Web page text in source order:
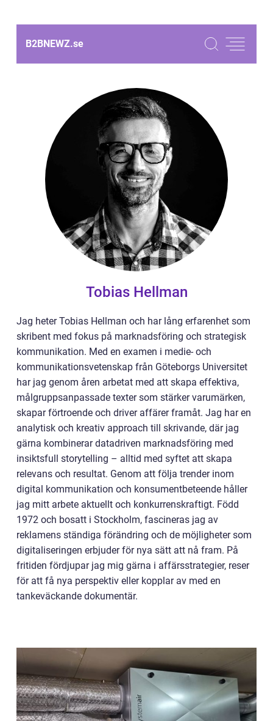
B2BNEWZ.se
Tobias Hellman
Jag heter Tobias Hellman och har lång erfarenhet som
skribent med fokus på marknadsföring och strategisk
kommunikation. Med en examen i medie- och
kommunikationsvetenskap från Göteborgs Universitet
har jag genom åren arbetat med att skapa effektiva,
målgruppsanpassade texter som stärker varumärken,
skapar förtroende och driver affärer framåt. Jag har en
analytisk och kreativ approach till skrivande, där jag
gärna kombinerar datadriven marknadsföring med
insiktsfull storytelling – alltid med syftet att skapa
relevans och resultat. Genom att följa trender inom
digital kommunikation och konsumentbeteende håller
jag mitt arbete aktuellt och konkurrenskraftigt. Född
1972 och bosatt i Stockholm, fascineras jag av
reklamens ständiga förändring och de möjligheter som
digitaliseringen erbjuder för nya sätt att nå fram. På
fritiden fördjupar jag mig gärna i affärsstrategier, reser
för att få nya perspektiv eller kopplar av med en
tankeväckande dokumentär.